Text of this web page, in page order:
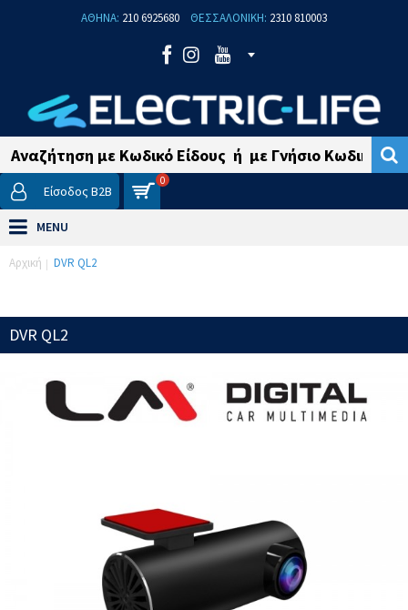
ΑΘΗΝΑ: 210 6925680 ΘΕΣΣΑΛΟΝΙΚΗ: 2310 810003
Είσοδος B2B
0
MENU
Αρχική DVR QL2
DVR QL2